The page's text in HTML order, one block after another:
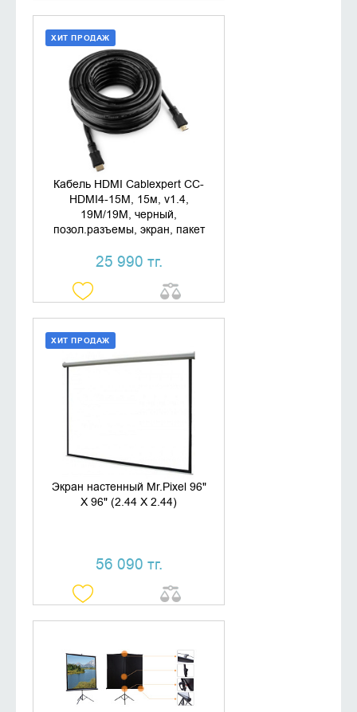
Кабель HDMI Cablexpert CC-
HDMI4-15M, 15м, v1.4,
19M/19M, черный,
позол.разъемы, экран, пакет
25 990 тг.
ХИТ ПРОДАЖ
ДОБАВИТЬ В КОРЗИНУ
КУПИТЬ В 1 КЛИК
Экран настенный Mr.Pixel 96"
X 96" (2.44 X 2.44)
56 090 тг.
ХИТ ПРОДАЖ
ДОБАВИТЬ В КОРЗИНУ
УТОЧНИТЬ НАЛИЧИЕ